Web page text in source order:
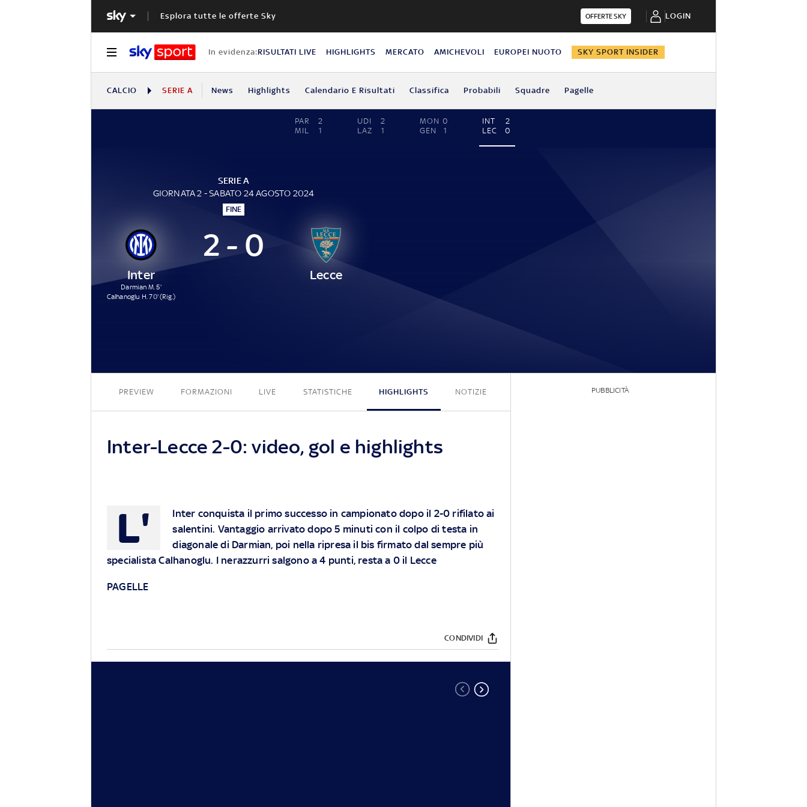
Esplora tutte le offerte Sky OFFERTE SKY LOGIN
In evidenza:RISULTATI LIVE HIGHLIGHTS MERCATO AMICHEVOLI EUROPEI NUOTO SKY SPORT INSIDER
CALCIO SERIE A News Highlights Calendario E Risultati Classifica Probabili Squadre Pagelle
PAR
2
MIL
1
UDI
2
LAZ
1
MON 0
GEN
1
INT
2
LEC
0
SERIE A
GIORNATA 2 - SABATO 24 AGOSTO 2024
FINE
Inter
Darmian M. 5'
Calhanoglu H. 70' (Rig.)
2 - 0
Lecce
PREVIEW FORMAZIONI LIVE STATISTICHE HIGHLIGHTS NOTIZIE
Inter-Lecce 2-0: video, gol e highlights
L'
Inter conquista il primo successo in campionato dopo il 2-0 rifilato ai
salentini. Vantaggio arrivato dopo 5 minuti con il colpo di testa in
diagonale di Darmian, poi nella ripresa il bis firmato dal sempre più
specialista Calhanoglu. I nerazzurri salgono a 4 punti, resta a 0 il Lecce
PAGELLE
CONDIVIDI
PUBBLICITÀ